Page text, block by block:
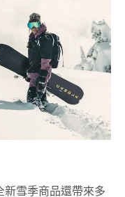
新雪季商品還帶來多